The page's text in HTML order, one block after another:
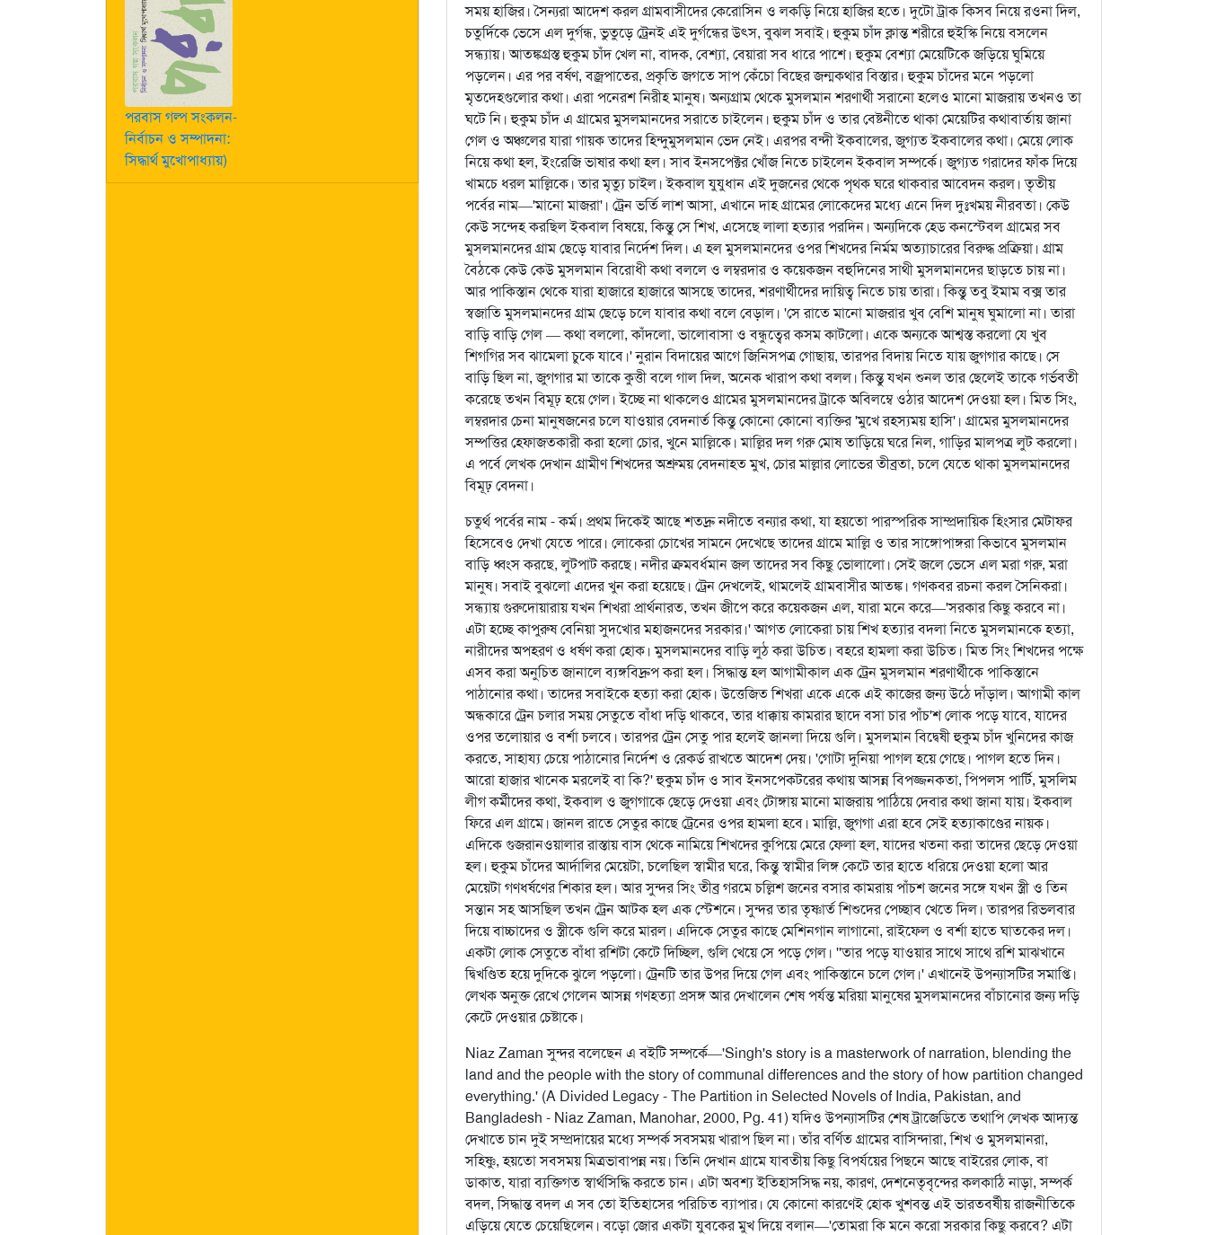
পরবাস গল্প সংকলন-
নির্বাচন ও সম্পাদনা:
সিদ্ধার্থ মুখোপাধ্যায়)
সময় হাজির। সৈন্যরা আদেশ করল গ্রামবাসীদের কেরোসিন ও লকড়ি নিয়ে হাজির হতে। দুটো ট্রাক কিসব নিয়ে রওনা দিল,
চতুর্দিকে ভেসে এল দুর্গন্ধ, ভুতুড়ে ট্রেনই এই দুর্গন্ধের উৎস, বুঝল সবাই। হুকুম চাঁদ ক্লান্ত শরীরে হুইস্কি নিয়ে বসলেন
সন্ধ্যায়। আতঙ্কগ্রস্ত হুকুম চাঁদ খেল না, বাদক, বেশ্যা, বেয়ারা সব ধারে পাশে। হুকুম বেশ্যা মেয়েটিকে জড়িয়ে ঘুমিয়ে
পড়লেন। এর পর বর্ষণ, বজ্রপাতের, প্রকৃতি জগতে সাপ কেঁচো বিছের জন্মকথার বিস্তার। হুকুম চাঁদের মনে পড়লো
মৃতদেহগুলোর কথা। এরা পনেরশ নিরীহ মানুষ। অন্যগ্রাম থেকে মুসলমান শরণার্থী সরানো হলেও মানো মাজরায় তখনও তা
ঘটে নি। হুকুম চাঁদ এ গ্রামের মুসলমানদের সরাতে চাইলেন। হুকুম চাঁদ ও তার বেষ্টনীতে থাকা মেয়েটির কথাবার্তায় জানা
গেল ও অঞ্চলের যারা গায়ক তাদের হিন্দুমুসলমান ভেদ নেই। এরপর বন্দী ইকবালের, জুগ্যত ইকবালের কথা। মেয়ে লোক
নিয়ে কথা হল, ইংরেজি ভাষার কথা হল। সাব ইনসপেক্টর খোঁজ নিতে চাইলেন ইকবাল সম্পর্কে। জুগ্যত গরাদের ফাঁক দিয়ে
খামচে ধরল মাল্লিকে। তার মৃত্যু চাইল। ইকবাল যুযুধান এই দুজনের থেকে পৃথক ঘরে থাকবার আবেদন করল। তৃতীয়
পর্বের নাম—'মানো মাজরা'। ট্রেন ভর্তি লাশ আসা, এখানে দাহ গ্রামের লোকেদের মধ্যে এনে দিল দুঃখময় নীরবতা। কেউ
কেউ সন্দেহ করছিল ইকবাল বিষয়ে, কিন্তু সে শিখ, এসেছে লালা হত্যার পরদিন। অন্যদিকে হেড কনস্টেবল গ্রামের সব
মুসলমানদের গ্রাম ছেড়ে যাবার নির্দেশ দিল। এ হল মুসলমানদের ওপর শিখদের নির্মম অত্যাচারের বিরুদ্ধ প্রক্রিয়া। গ্রাম
বৈঠকে কেউ কেউ মুসলমান বিরোধী কথা বললে ও লম্বরদার ও কয়েকজন বহুদিনের সাথী মুসলমানদের ছাড়তে চায় না।
আর পাকিস্তান থেকে যারা হাজারে হাজারে আসছে তাদের, শরণার্থীদের দায়িত্ব নিতে চায় তারা। কিন্তু তবু ইমাম বক্স তার
স্বজাতি মুসলমানদের গ্রাম ছেড়ে চলে যাবার কথা বলে বেড়াল। 'সে রাতে মানো মাজরার খুব বেশি মানুষ ঘুমালো না। তারা
বাড়ি বাড়ি গেল — কথা বললো, কাঁদলো, ভালোবাসা ও বন্ধুত্বের কসম কাটলো। একে অন্যকে আশ্বস্ত করলো যে খুব
শিগগির সব ঝামেলা চুকে যাবে।' নুরান বিদায়ের আগে জিনিসপত্র গোছায়, তারপর বিদায় নিতে যায় জুগগার কাছে। সে
বাড়ি ছিল না, জুগগার মা তাকে কুত্তী বলে গাল দিল, অনেক খারাপ কথা বলল। কিন্তু যখন শুনল তার ছেলেই তাকে গর্ভবতী
করেছে তখন বিমূঢ় হয়ে গেল। ইচ্ছে না থাকলেও গ্রামের মুসলমানদের ট্রাকে অবিলম্বে ওঠার আদেশ দেওয়া হল। মিত সিং,
লম্বরদার চেনা মানুষজনের চলে যাওয়ার বেদনার্ত কিন্তু কোনো কোনো ব্যক্তির 'মুখে রহস্যময় হাসি'। গ্রামের মুসলমানদের
সম্পত্তির হেফাজতকারী করা হলো চোর, খুনে মাল্লিকে। মাল্লির দল গরু মোষ তাড়িয়ে ঘরে নিল, গাড়ির মালপত্র লুট করলো।
এ পর্বে লেখক দেখান গ্রামীণ শিখদের অশ্রুময় বেদনাহত মুখ, চোর মাল্লার লোভের তীব্রতা, চলে যেতে থাকা মুসলমানদের
বিমূঢ় বেদনা।
চতুর্থ পর্বের নাম - কর্ম। প্রথম দিকেই আছে শতদ্রু নদীতে বন্যার কথা, যা হয়তো পারস্পরিক সাম্প্রদায়িক হিংসার মেটাফর
হিসেবেও দেখা যেতে পারে। লোকেরা চোখের সামনে দেখেছে তাদের গ্রামে মাল্লি ও তার সাঙ্গোপাঙ্গরা কিভাবে মুসলমান
বাড়ি ধ্বংস করছে, লুটপাট করছে। নদীর ক্রমবর্ধমান জল তাদের সব কিছু ভোলালো। সেই জলে ভেসে এল মরা গরু, মরা
মানুষ। সবাই বুঝলো এদের খুন করা হয়েছে। ট্রেন দেখলেই, থামলেই গ্রামবাসীর আতঙ্ক। গণকবর রচনা করল সৈনিকরা।
সন্ধ্যায় গুরুদোয়ারায় যখন শিখরা প্রার্থনারত, তখন জীপে করে কয়েকজন এল, যারা মনে করে—'সরকার কিছু করবে না।
এটা হচ্ছে কাপুরুষ বেনিয়া সুদখোর মহাজনদের সরকার।' আগত লোকেরা চায় শিখ হত্যার বদলা নিতে মুসলমানকে হত্যা,
নারীদের অপহরণ ও ধর্ষণ করা হোক। মুসলমানদের বাড়ি লুঠ করা উচিত। বহরে হামলা করা উচিত। মিত সিং শিখদের পক্ষে
এসব করা অনুচিত জানালে ব্যঙ্গবিদ্রুপ করা হল। সিদ্ধান্ত হল আগামীকাল এক ট্রেন মুসলমান শরণার্থীকে পাকিস্তানে
পাঠানোর কথা। তাদের সবাইকে হত্যা করা হোক। উত্তেজিত শিখরা একে একে এই কাজের জন্য উঠে দাঁড়াল। আগামী কাল
অন্ধকারে ট্রেন চলার সময় সেতুতে বাঁধা দড়ি থাকবে, তার ধাক্কায় কামরার ছাদে বসা চার পাঁচ'শ লোক পড়ে যাবে, যাদের
ওপর তলোয়ার ও বর্শা চলবে। তারপর ট্রেন সেতু পার হলেই জানলা দিয়ে গুলি। মুসলমান বিদ্বেষী হুকুম চাঁদ খুনিদের কাজ
করতে, সাহায্য চেয়ে পাঠানোর নির্দেশ ও রেকর্ড রাখতে আদেশ দেয়। 'গোটা দুনিয়া পাগল হয়ে গেছে। পাগল হতে দিন।
আরো হাজার খানেক মরলেই বা কি?' হুকুম চাঁদ ও সাব ইনসপেকটরের কথায় আসন্ন বিপজ্জনকতা, পিপলস পার্টি, মুসলিম
লীগ কর্মীদের কথা, ইকবাল ও জুগগাকে ছেড়ে দেওয়া এবং টোঙ্গায় মানো মাজরায় পাঠিয়ে দেবার কথা জানা যায়। ইকবাল
ফিরে এল গ্রামে। জানল রাতে সেতুর কাছে ট্রেনের ওপর হামলা হবে। মাল্লি, জুগগা এরা হবে সেই হত্যাকাণ্ডের নায়ক।
এদিকে গুজরানওয়ালার রাস্তায় বাস থেকে নামিয়ে শিখদের কুপিয়ে মেরে ফেলা হল, যাদের খতনা করা তাদের ছেড়ে দেওয়া
হল। হুকুম চাঁদের আর্দালির মেয়েটা, চলেছিল স্বামীর ঘরে, কিন্তু স্বামীর লিঙ্গ কেটে তার হাতে ধরিয়ে দেওয়া হলো আর
মেয়েটা গণধর্ষণের শিকার হল। আর সুন্দর সিং তীব্র গরমে চল্লিশ জনের বসার কামরায় পাঁচশ জনের সঙ্গে যখন স্ত্রী ও তিন
সন্তান সহ আসছিল তখন ট্রেন আটক হল এক স্টেশনে। সুন্দর তার তৃষ্ণার্ত শিশুদের পেচ্ছাব খেতে দিল। তারপর রিভলবার
দিয়ে বাচ্চাদের ও স্ত্রীকে গুলি করে মারল। এদিকে সেতুর কাছে মেশিনগান লাগানো, রাইফেল ও বর্শা হাতে ঘাতকের দল।
একটা লোক সেতুতে বাঁধা রশিটা কেটে দিচ্ছিল, গুলি খেয়ে সে পড়ে গেল। ''তার পড়ে যাওয়ার সাথে সাথে রশি মাঝখানে
দ্বিখণ্ডিত হয়ে দুদিকে ঝুলে পড়লো। ট্রেনটি তার উপর দিয়ে গেল এবং পাকিস্তানে চলে গেল।' এখানেই উপন্যাসটির সমাপ্তি।
লেখক অনুক্ত রেখে গেলেন আসন্ন গণহত্যা প্রসঙ্গ আর দেখালেন শেষ পর্যন্ত মরিয়া মানুষের মুসলমানদের বাঁচানোর জন্য দড়ি
কেটে দেওয়ার চেষ্টাকে।
Niaz Zaman সুন্দর বলেছেন এ বইটি সম্পর্কে—'Singh's story is a masterwork of narration, blending the
land and the people with the story of communal differences and the story of how partition changed
everything.' (A Divided Legacy - The Partition in Selected Novels of India, Pakistan, and
Bangladesh - Niaz Zaman, Manohar, 2000, Pg. 41) যদিও উপন্যাসটির শেষ ট্রাজেডিতে তথাপি লেখক আদ্যন্ত
দেখাতে চান দুই সম্প্রদায়ের মধ্যে সম্পর্ক সবসময় খারাপ ছিল না। তাঁর বর্ণিত গ্রামের বাসিন্দারা, শিখ ও মুসলমানরা,
সহিষ্ণু, হয়তো সবসময় মিত্রভাবাপন্ন নয়। তিনি দেখান গ্রামে যাবতীয় কিছু বিপর্যয়ের পিছনে আছে বাইরের লোক, বা
ডাকাত, যারা ব্যক্তিগত স্বার্থসিদ্ধি করতে চান। এটা অবশ্য ইতিহাসসিদ্ধ নয়, কারণ, দেশনেতৃবৃন্দের কলকাঠি নাড়া, সম্পর্ক
বদল, সিদ্ধান্ত বদল এ সব তো ইতিহাসের পরিচিত ব্যাপার। যে কোনো কারণেই হোক খুশবন্ত এই ভারতবর্ষীয় রাজনীতিকে
এড়িয়ে যেতে চেয়েছিলেন। বড়ো জোর একটা যুবকের মুখ দিয়ে বলান—'তোমরা কি মনে করো সরকার কিছু করবে? এটা